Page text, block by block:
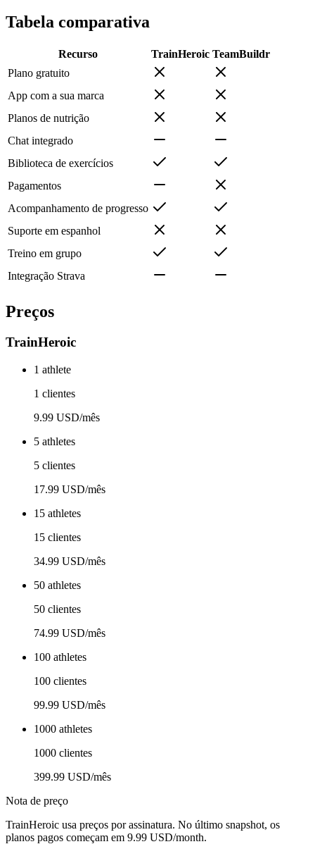
Tabela comparativa
Recurso TrainHeroic TeamBuildr
Plano gratuito
App com a sua marca
Planos de nutrição
Chat integrado
Biblioteca de exercícios
Pagamentos
Acompanhamento de progresso
Suporte em espanhol
Treino em grupo
Integração Strava
Preços
TrainHeroic
1 athlete
1 clientes
9.99 USD/mês
5 athletes
5 clientes
17.99 USD/mês
15 athletes
15 clientes
34.99 USD/mês
50 athletes
50 clientes
74.99 USD/mês
100 athletes
100 clientes
99.99 USD/mês
1000 athletes
1000 clientes
399.99 USD/mês
Nota de preço
TrainHeroic usa preços por assinatura. No último snapshot, os
planos pagos começam em 9.99 USD/month.